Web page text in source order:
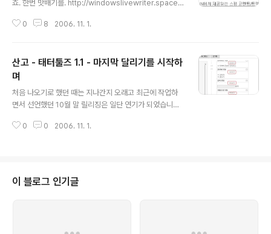
죠. 한번 맛배기를. http://windowslivewriter.spaces.
수 있습니다. 다른 툴들도 있겠지만 이것을 한번 사용해 보
편하게 해 주는 것이죠. 이제 Live Write를 실행합니다.
처음 실행하면 계정 설정이 나오며 이미 사용중이신 분들
은 계정 추가를 하시면 됩니다. 블로그 종류를 설정하는 화
면에서 "Another weblog service"를 선택합니다. 이
니다. Blo..
0 8 2006. 11. 1.
산고 - 태터툴즈 1.1 - 마지막 달리기를 시작하
며
처음 나오기로 했던 때는 지나간지 오래고 최근에 작업하
면서 선언했던 10월 말 릴리징은 일단 연기가 되었습니다.
지만 아무튼 막판의 IE7를 핑계삼아 몇일 늦게 나올 예정입
더불어 각 기능에 대한 세밀한 테스팅을 하면서 시간의 여
유를 가지고 작업을 하는 것으로 결정을 하였습니다. 일단
0 0 2006. 11. 1.
이 블로그 인기글